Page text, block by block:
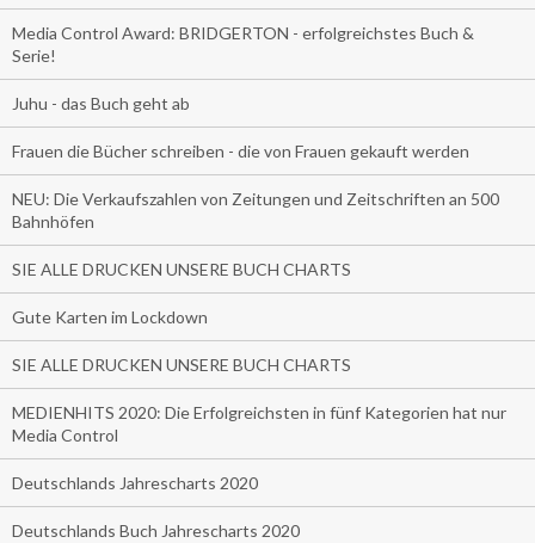
Media Control Award: BRIDGERTON - erfolgreichstes Buch &
Serie!
Juhu - das Buch geht ab
Frauen die Bücher schreiben - die von Frauen gekauft werden
NEU: Die Verkaufszahlen von Zeitungen und Zeitschriften an 500
Bahnhöfen
SIE ALLE DRUCKEN UNSERE BUCH CHARTS
Gute Karten im Lockdown
SIE ALLE DRUCKEN UNSERE BUCH CHARTS
MEDIENHITS 2020: Die Erfolgreichsten in fünf Kategorien hat nur
Media Control
Deutschlands Jahrescharts 2020
Deutschlands Buch Jahrescharts 2020